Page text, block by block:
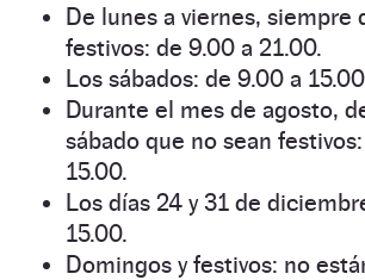
De lunes a viernes, siempre
festivos: de 9.00 a 21.00.
Los sábados: de 9.00 a
Durante el mes de agosto,
sábado que no sean
15.00.
Los días 24 y 31 de
15.00.
Domingos y festivos: no